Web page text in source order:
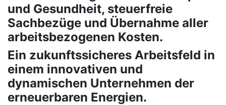
und Gesundheit, steuerfreie
Sachbezüge und Übernahme aller
arbeitsbezogenen Kosten.
Ein zukunftssicheres Arbeitsfeld in
einem innovativen und
dynamischen Unternehmen der
erneuerbaren Energien.